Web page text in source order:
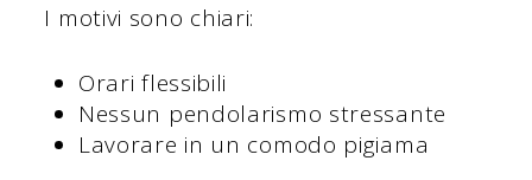
I motivi sono chiari:
Orari flessibili
Nessun pendolarismo stressante
Lavorare in un comodo pigiama